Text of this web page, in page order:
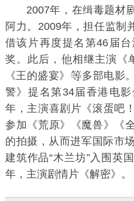
2007年，在缉毒题材
阿力 。2009年，担任监制
借该片再度提名 第46届
奖。此后，
相继主演《
《王的盛宴》 多部电影
警》提名第34届香港电
年，主演喜剧片《滚蛋吧
参加《荒原》《魔兽》《
的拍摄，从而进军国际市
建筑作品“木兰坊”入围英
年，主演剧情片《解密》。